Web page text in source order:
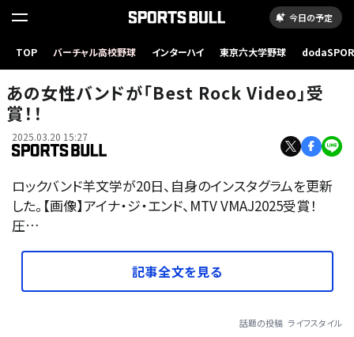
今日の予定
TOP バーチャル高校野球 インターハイ 東京六大学野球
あの女性バンドが「Best Rock Video」受
賞！！
2025.03.20 15:27
ロックバンド羊文学が20日、自身のインスタグラムを更新
した。【画像】アイナ・ジ・エンド、MTV VMAJ2025受賞！
圧…
記事全文を見る
話題の投稿 ライフスタイル